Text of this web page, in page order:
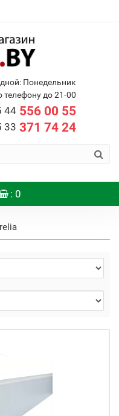
Понедельник
телефону до 21-00
44556 00 55
33 371 74 24
: 0